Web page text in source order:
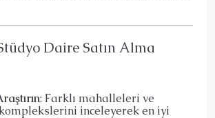
Daire Satın Alma
: Farklı mahalleleri ve
inceleyerek en iyi